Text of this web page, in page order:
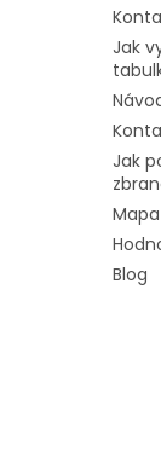
Jak
Jak
Blog